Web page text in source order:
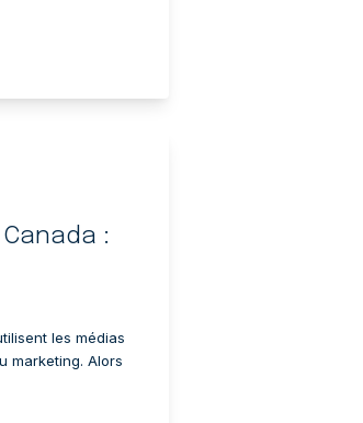
:
les médias
marketing. Alors